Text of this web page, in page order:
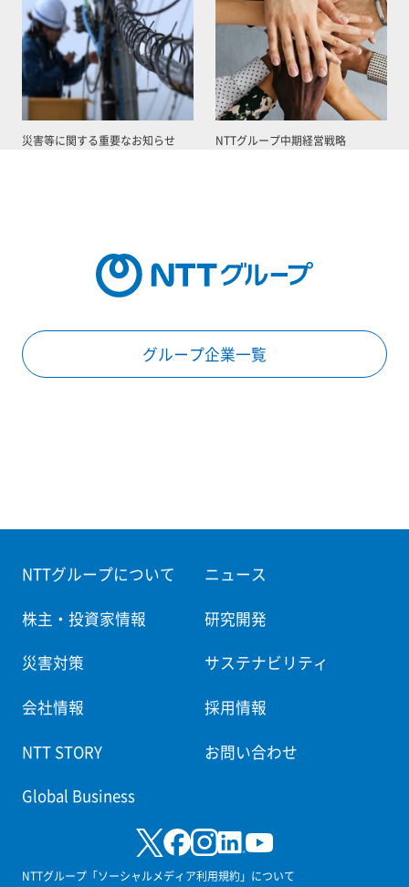
災害等に関する重要なお知らせ NTTグループ中期経営戦略
グループ企業一覧
NTTグループについて ニュース
株主・投資家情報 研究開発
災害対策 サステナビリティ
会社情報 採用情報
NTT STORY お問い合わせ
Global Business
NTTグループ「ソーシャルメディア利用規約」について